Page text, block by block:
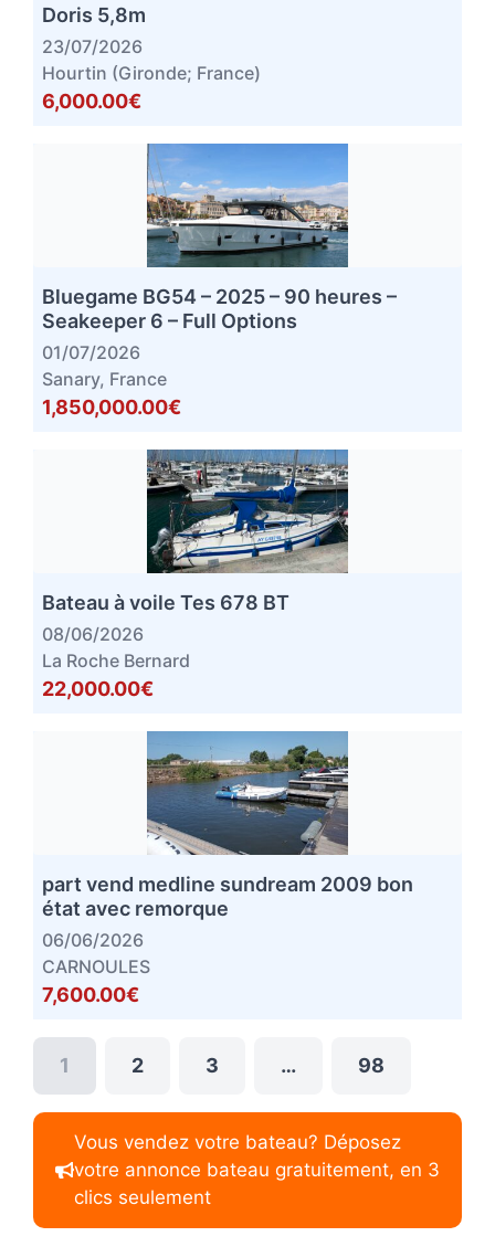
Doris 5,8m
23/07/2026
Hourtin (Gironde; France)
6,000.00€
Bluegame BG54 – 2025 – 90 heures –
Seakeeper 6 – Full Options
01/07/2026
Sanary, France
1,850,000.00€
Bateau à voile Tes 678 BT
08/06/2026
La Roche Bernard
22,000.00€
part vend medline sundream 2009 bon
état avec remorque
06/06/2026
CARNOULES
7,600.00€
1 2 3 … 98
Vous vendez votre bateau? Déposez
votre annonce bateau gratuitement, en 3
clics seulement